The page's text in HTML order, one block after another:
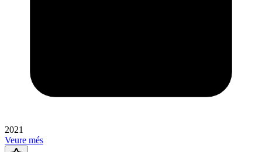
2021
Veure més